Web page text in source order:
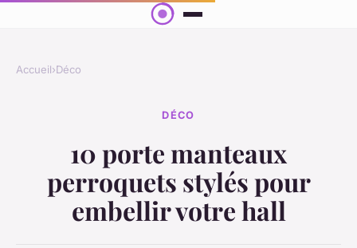
Accueil›Déco
DÉCO
10 porte manteaux
perroquets stylés pour
embellir votre hall